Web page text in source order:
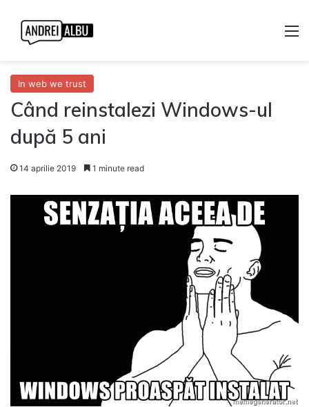
In web we trust
Când reinstalezi Windows-ul
după 5 ani
14 aprilie 2019 1 minute read